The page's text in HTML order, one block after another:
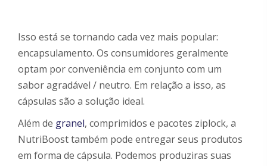
Isso está se tornando cada vez mais popular:
encapsulamento. Os consumidores geralmente
optam por conveniência em conjunto com um
sabor agradável / neutro. Em relação a isso, as
cápsulas são a solução ideal.
Além de granel, comprimidos e pacotes ziplock, a
NutriBoost também pode entregar seus produtos
em forma de cápsula. Podemos produziras suas